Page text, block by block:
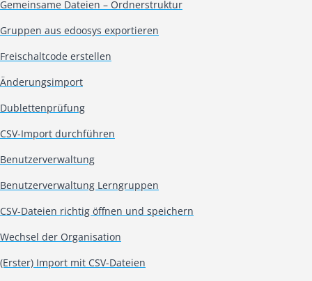
Gemeinsame Dateien – Ordnerstruktur
Gruppen aus edoosys exportieren
Freischaltcode erstellen
Änderungsimport
Dublettenprüfung
CSV-Import durchführen
Benutzerverwaltung
Benutzerverwaltung Lerngruppen
CSV-Dateien richtig öffnen und speichern
Wechsel der Organisation
(Erster) Import mit CSV-Dateien